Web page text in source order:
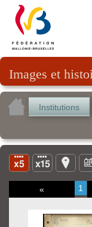
Images et
Institutions
« 1